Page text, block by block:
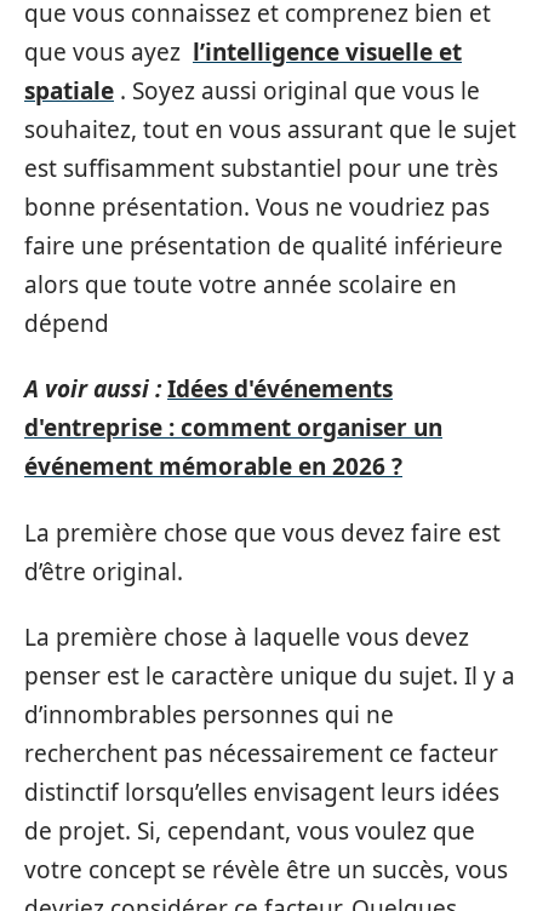
que vous connaissez et comprenez bien et
que vous ayez l’intelligence visuelle et
spatiale . Soyez aussi original que vous le
souhaitez, tout en vous assurant que le sujet
est suffisamment substantiel pour une très
bonne présentation. Vous ne voudriez pas
faire une présentation de qualité inférieure
alors que toute votre année scolaire en
dépend
A voir aussi :Idées d'événements
d'entreprise : comment organiser un
événement mémorable en 2026 ?
La première chose que vous devez faire est
d’être original.
La première chose à laquelle vous devez
penser est le caractère unique du sujet. Il y a
d’innombrables personnes qui ne
recherchent pas nécessairement ce facteur
distinctif lorsqu’elles envisagent leurs idées
de projet. Si, cependant, vous voulez que
votre concept se révèle être un succès, vous